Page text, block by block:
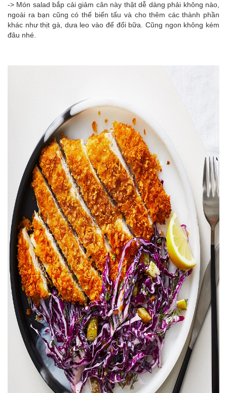
-> Món salad bắp cải giảm cân này thật dễ dàng phải không nào,
ngoài ra bạn cũng có thể biến tấu và cho thêm các thành phần
khác như thịt gà, dưa leo vào để đổi bữa. Cũng ngon không kém
đâu nhé.